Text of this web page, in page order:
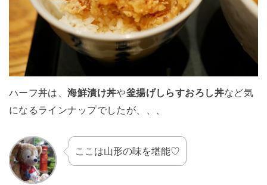
ハーフ丼は、海鮮漬け丼や釜揚げしらすおろし丼など気
になるラインナップでしたが、、、
ここは山形の味を堪能♡